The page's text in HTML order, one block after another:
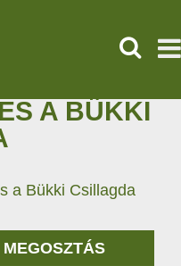
A BÜKKI
a Bükki Csillagda
MEGOSZTÁS